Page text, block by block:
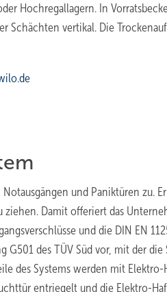
Hochregallagern. In
Schächten vertikal. Die
und Paniktüren zu.
Damit offeriert das
und die DIN EN
des TÜV Süd vor, mit der
des Systems werden mit
entriegelt und die Elektro-